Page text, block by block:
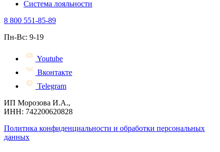
Система лояльности
8 800 551-85-89
Пн-Вс: 9-19
Youtube
Вконтакте
Telegram
ИП Морозова И.А.,
ИНН: 742200620828
Политика конфиденциальности и обработки персональных
данных